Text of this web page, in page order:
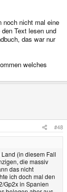
noch nicht mal eine
Text lesen und
das war nur
welches
#48
(in diesem Fall
die massiv
das nicht
ich doch mal den
Gp2x in Spanien